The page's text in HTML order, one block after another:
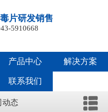
片研发销售
5910668
产品中心 解决方案
联系我们
动态